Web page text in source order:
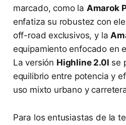
marcado, como la Amarok
enfatiza su robustez con
off-road exclusivos, y la
equipamiento enfocado en
La versión Highline 2.0l se
equilibrio entre potencia y
uso mixto urbano y
Para los entusiastas de la